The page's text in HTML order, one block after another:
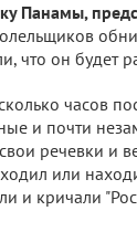
Панамы,
что он будет
часов
и почти
речевки и
или
и кричали